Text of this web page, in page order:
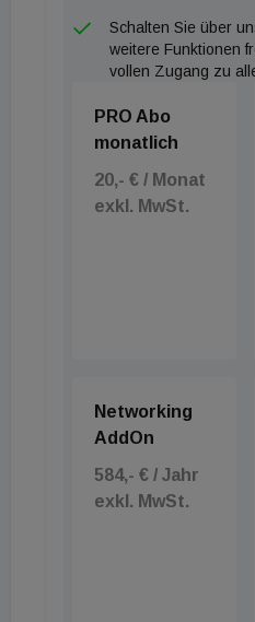
Schalten Sie über
weitere Funktionen
vollen Zugang zu
PRO Abo
monatlich
20,- € / Monat
exkl. MwSt.
Networking
AddOn
584,- € / Jahr
exkl. MwSt.